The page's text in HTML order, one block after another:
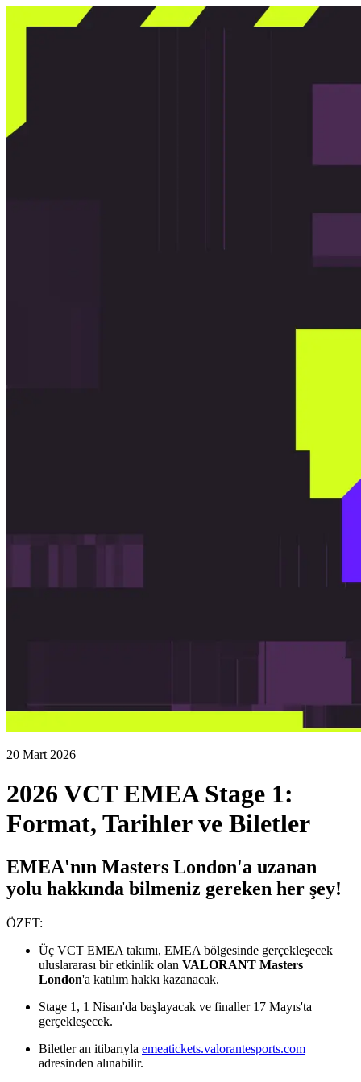
20 Mart 2026
2026 VCT EMEA Stage 1:
Format, Tarihler ve Biletler
EMEA'nın Masters London'a uzanan
yolu hakkında bilmeniz gereken her şey!
ÖZET:
Üç VCT EMEA takımı, EMEA bölgesinde gerçekleşecek
uluslararası bir etkinlik olan VALORANT Masters
London'a katılım hakkı kazanacak.
Stage 1, 1 Nisan'da başlayacak ve finaller 17 Mayıs'ta
gerçekleşecek.
Biletler an itibarıyla emeatickets.valorantesports.com
adresinden alınabilir.